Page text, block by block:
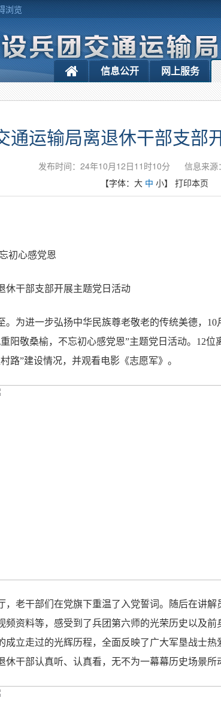
浏览
信息公开 网上服务
通运输局离退休干部支部
发布时间：24年10月12日11时10分 信息来源：
【字体： 大 中 小】 打印本页
初心感党恩
休干部支部开展主题党日活动
。为进一步弘扬中华民族尊老敬老的传统美德，
阳敬桑榆，不忘初心感党恩”主题党日活动。12
路”建设情况，并观看电影《志愿军》。
，老干部们在党旗下重温了入党誓词。随后在讲
频资料等，感受到了兵团第六师的光荣历史以及
成立走过的光辉历程，全面反映了广大军垦战士
休干部认真听、认真看，无不为一幕幕历史场景所